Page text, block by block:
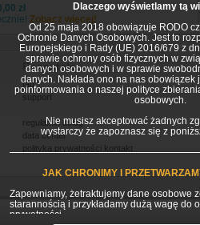
Dlaczego wyświetlamy tą
Od 25 maja 2018 obowiązuje RODO
Ochronie Danych Osobowych. Jest to
Europejskiego i Rady (UE) 2016/679 z
sprawie ochrony osób fizycznych w
danych osobowych i w sprawie
danych. Nakłada ono na nas obowiązek
poinformowania o naszej polityce
osobowych.
Nie musisz akceptować żadnych
wystarczy że zapoznasz się z
JAK CHRONIMY I
Zapewniamy, żetraktujemy dane osobowe
starannością i przykładamy dużą wagę do
prywatności.
zł
Zobacz więcej!
Pozostałe
faq
support
regulamin usług
data center
polityka prywatności kontakt